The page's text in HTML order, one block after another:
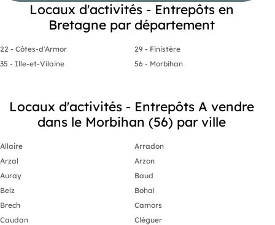
Locaux d'activités - Entrepôts en
Bretagne par département
22 - Côtes-d'Armor
29 - Finistère
35 - Ille-et-Vilaine
56 - Morbihan
Locaux d'activités - Entrepôts A vendre
dans le Morbihan (56) par ville
Allaire
Arradon
Arzal
Arzon
Auray
Baud
Belz
Bohal
Brech
Camors
Caudan
Cléguer